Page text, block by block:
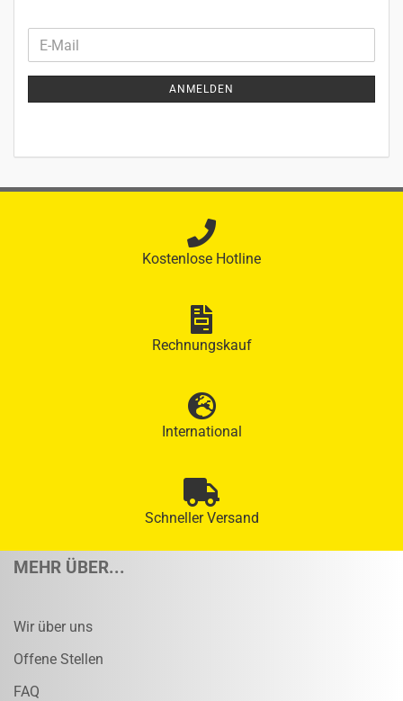
WEITER
ZUR
NEWSLETTER-
E-
Mail
ANMELDEN
Kostenlose Hotline
Rechnungskauf
International
Schneller Versand
MEHR ÜBER...
Wir über uns
Offene Stellen
FAQ